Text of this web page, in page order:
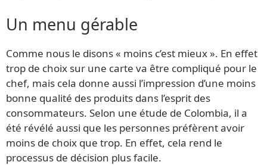
Un menu gérable
Comme nous le disons « moins c’est mieux ». En effet
trop de choix sur une carte va être compliqué pour le
chef, mais cela donne aussi l’impression d’une moins
bonne qualité des produits dans l’esprit des
consommateurs. Selon une étude de Colombia, il a
été révélé aussi que les personnes préfèrent avoir
moins de choix que trop. En effet, cela rend le
processus de décision plus facile.